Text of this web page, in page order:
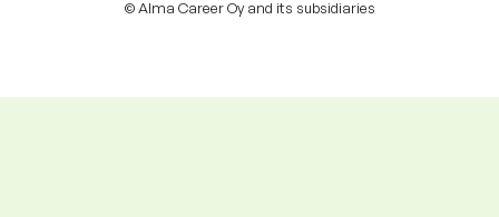
© Alma Career Oy and its subsidiaries